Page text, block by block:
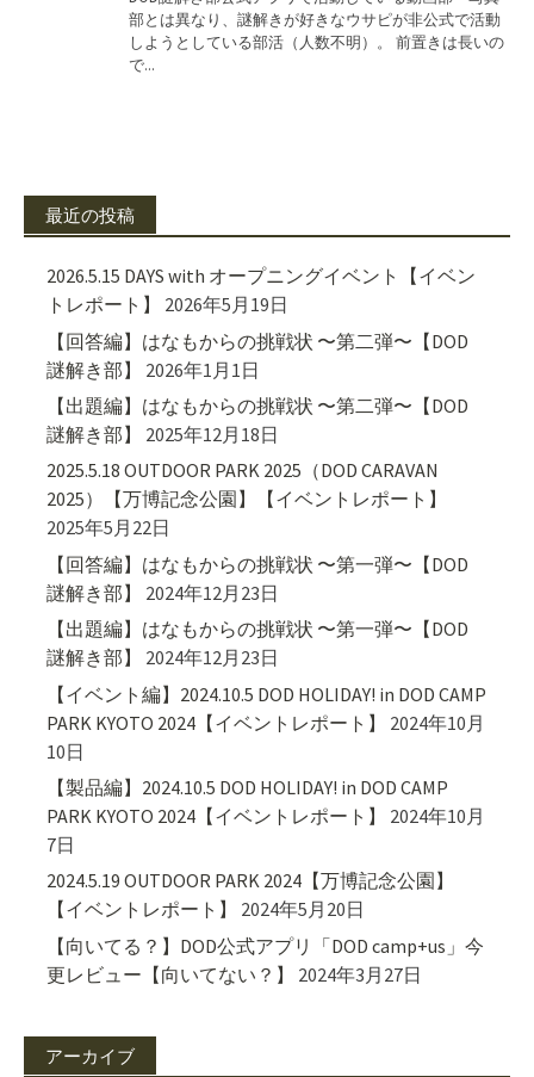
最近の投稿
2026.5.15 DAYS with オープニングイベント【イベン
トレポート】
2026年5月19日
【回答編】はなもからの挑戦状 〜第二弾〜【DOD
謎解き部】
2026年1月1日
【出題編】はなもからの挑戦状 〜第二弾〜【DOD
謎解き部】
2025年12月18日
2025.5.18 OUTDOOR PARK 2025（DOD CARAVAN
2025）【万博記念公園】【イベントレポート】
2025年5月22日
【回答編】はなもからの挑戦状 〜第一弾〜【DOD
謎解き部】
2024年12月23日
【出題編】はなもからの挑戦状 〜第一弾〜【DOD
謎解き部】
2024年12月23日
【イベント編】2024.10.5 DOD HOLIDAY! in DOD CAMP
PARK KYOTO 2024【イベントレポート】
2024年10月
10日
【製品編】2024.10.5 DOD HOLIDAY! in DOD CAMP
PARK KYOTO 2024【イベントレポート】
2024年10月
7日
2024.5.19 OUTDOOR PARK 2024【万博記念公園】
【イベントレポート】
2024年5月20日
【向いてる？】DOD公式アプリ「DOD camp+us」今
更レビュー【向いてない？】
2024年3月27日
アーカイブ